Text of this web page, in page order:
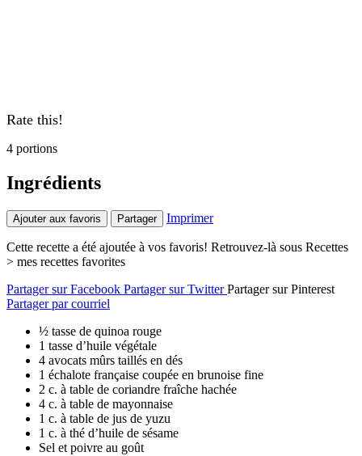
Rate this!
4 portions
Ingrédients
Ajouter aux favoris Partager Imprimer
Cette recette a été ajoutée à vos favoris! Retrouvez-là sous Recettes
> mes recettes favorites
Partager sur Facebook Partager sur Twitter Partager sur Pinterest
Partager par courriel
½ tasse de quinoa rouge
1 tasse d’huile végétale
4 avocats mûrs taillés en dés
1 échalote française coupée en brunoise fine
2 c. à table de coriandre fraîche hachée
4 c. à table de mayonnaise
1 c. à table de jus de yuzu
1 c. à thé d’huile de sésame
Sel et poivre au goût